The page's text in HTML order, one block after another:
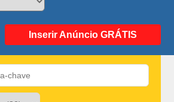
Inserir Anúncio GRÁTIS